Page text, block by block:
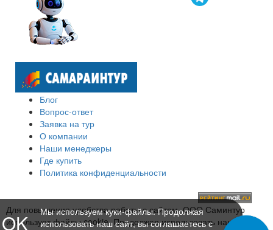
Блог
Вопрос-ответ
Заявка на тур
О компании
Наши менеджеры
Где купить
Политика конфиденциальности
Для повышения удобства работы с сайтом, ООО Саминтур
использует файлы cookie. Продолжая использовать наш сайт,
OK
Мы используем куки-файлы. Продолжая
использовать наш сайт, вы соглашаетесь с